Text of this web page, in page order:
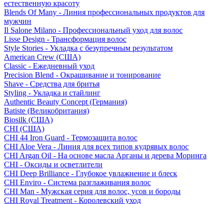
естественную красоту
Blends Of Many - Линия профессиональных продуктов для
мужчин
Il Salone Milano - Профессиональный уход для волос
Lisse Design - Трансформация волос
Style Stories - Укладка с безупречным результатом
American Crew (США)
Classic - Ежедневный уход
Precision Blend - Окрашивание и тонирование
Shave - Средства для бритья
Styling - Укладка и стайлинг
Authentic Beauty Concept (Германия)
Batiste (Великобритания)
Biosilk (США)
CHI (США)
CHI 44 Iron Guard - Термозащита волос
CHI Aloe Vera - Линия для всех типов кудрявых волос
CHI Argan Oil - На основе масла Арганы и дерева Моринга
CHI - Оксиды и осветлители
CHI Deep Brilliance - Глубокое увлажнение и блеск
CHI Enviro - Система разглаживания волос
CHI Man - Мужская серия для волос, усов и бороды
CHI Royal Treatment - Королевский уход